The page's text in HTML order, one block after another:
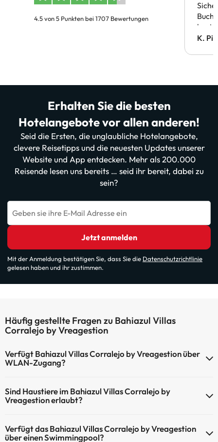
4.5 von 5 Punkten bei 1707 Bewertungen
K.
Erhalten Sie die besten
Hotelangebote vor allen anderen!
Seid die Ersten, die unglaubliche Hotelangebote,
clevere Reisetipps und die neuesten Updates unserer
Website und App entdecken. Mehr als 200.000
Reisende lesen uns bereits … seid ihr bereit, dabei zu
sein?
Geben sie ihre E-Mail Adresse ein
Jetzt anmelden
Mit der Anmeldung bestätigen Sie, dass Sie die Datenschutzrichtlinie
gelesen haben und ihr zustimmen.
Häufig gestellte Fragen zu Bahiazul Villas
Corralejo by Vreagestion
Verfügt Bahiazul Villas Corralejo by Vreagestion über
WLAN-Zugang?
Zugang.
Sind Haustiere im Bahiazul Villas Corralejo by
Vreagestion erlaubt?
erlaubt.
Verfügt das Bahiazul Villas Corralejo by Vreagestion
über einen Swimmingpool?